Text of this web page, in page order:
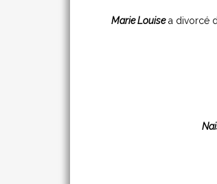
Marie Louisea divorcé